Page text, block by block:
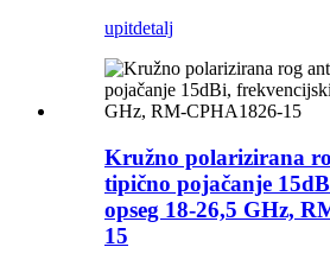
upitdetalj
Kružno polarizirana
tipično pojačanje
opseg 18-26,5 GHz,
15